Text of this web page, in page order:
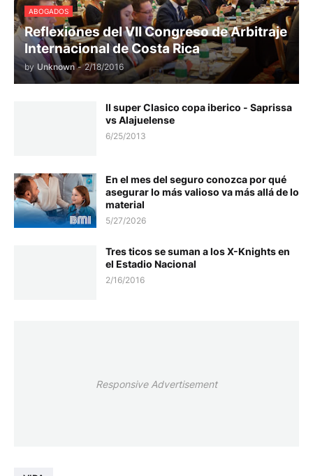
ABOGADOS
Reflexiones del VII Congreso de Arbitraje
Internacional de Costa Rica
by Unknown - 2/18/2016
II super Clasico copa iberico - Saprissa
vs Alajuelense
6/25/2013
En el mes del seguro conozca por qué
asegurar lo más valioso va más allá de lo
material
5/27/2026
Tres ticos se suman a los X-Knights en
el Estadio Nacional
2/16/2016
Responsive Advertisement